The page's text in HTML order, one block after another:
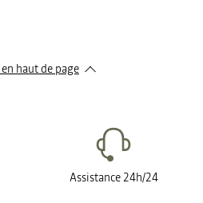
haut de page​
Assistance 24h/24